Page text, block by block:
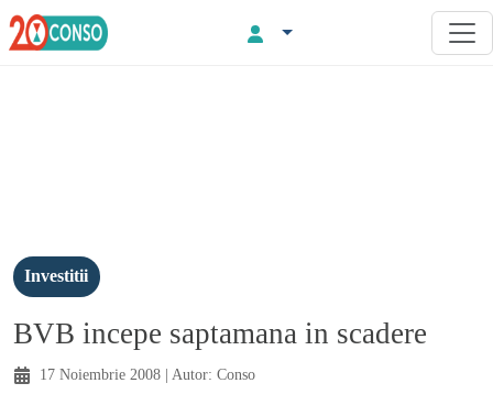
Investitii
BVB incepe saptamana in scadere
17 Noiembrie 2008 | Autor: Conso